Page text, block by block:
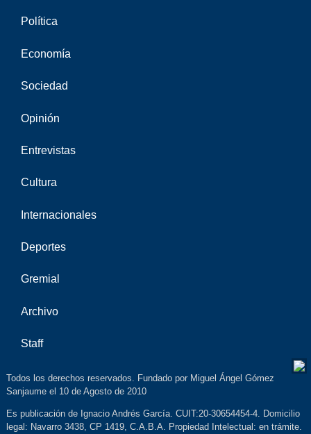
Política
Economía
Sociedad
Opinión
Entrevistas
Cultura
Internacionales
Deportes
Gremial
Archivo
Staff
Todos los derechos reservados. Fundado por Miguel Ángel Gómez
Sanjaume el 10 de Agosto de 2010
Es publicación de Ignacio Andrés García. CUIT:20-30654454-4. Domicilio
legal: Navarro 3438, CP 1419, C.A.B.A. Propiedad Intelectual: en trámite.